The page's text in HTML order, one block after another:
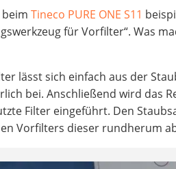
beimTineco PURE ONE S11
für Vorfilter“. Was
lässt sich einfach aus der
bei. Anschließend wird das
Filter eingeführt. Den
Vorfilters dieser rundherum